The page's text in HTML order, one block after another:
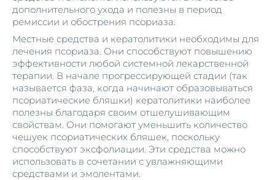
дополнительного ухода и полезны в период
ремиссии и обострения псориаза.
Местные средства и кератолитики необходимы для
лечения псориаза. Они способствуют повышению
эффективности любой системной лекарственной
терапии. В начале прогрессирующей стадии (так
называется фаза, когда начинают образовываться
псориатические бляшки) кератолитики наиболее
полезны благодаря своим отшелушивающим
свойствам. Они помогают уменьшить количество
чешуек псориатических бляшек, поскольку
способствуют эксфолиации. Эти средства можно
использовать в сочетании с увлажняющими
средствами и эмолентами.